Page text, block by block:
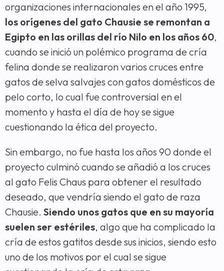
organizaciones internacionales en el año 1995,
los orígenes del gato Chausie se remontan a
Egipto en las orillas del río Nilo en los años 60,
cuando se inició un polémico programa de cría
felina donde se realizaron varios cruces entre
gatos de selva salvajes con gatos domésticos de
pelo corto, lo cual fue controversial en el
momento y hasta el día de hoy se sigue
cuestionando la ética del proyecto.
Sin embargo, no fue hasta los años 90 donde el
proyecto culminó cuando se añadió a los cruces
al gato Felis Chaus para obtener el resultado
deseado, que vendría siendo el gato de raza
Chausie. Siendo unos gatos que en su mayoría
suelen ser estériles, algo que ha complicado la
cría de estos gatitos desde sus inicios, siendo esto
uno de los motivos por el cual se sigue